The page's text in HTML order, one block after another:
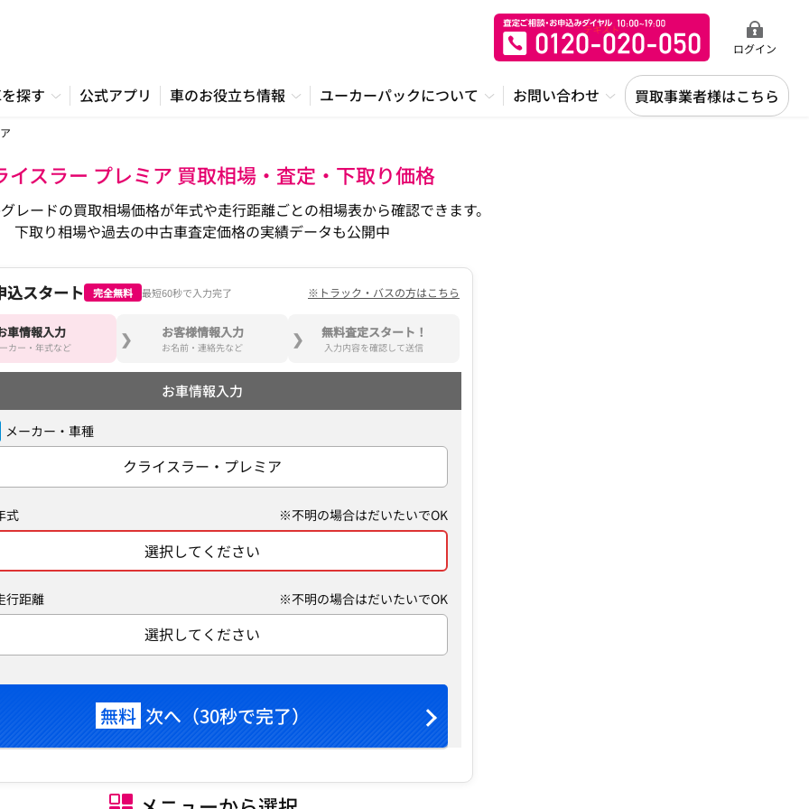
ログイン
探す 公式アプリ 車のお役立ち情報 ユーカーパックについて お問い合わせ 買取事業者様はこちら
イスラー プレミア 買取相場・査定・下取り価格
レードの買取相場価格が年式や走行距離ごとの相場表から確認できます。
下取り相場や過去の中古車査定価格の実績データも公開中
込スタート 完全無料 最短60秒で入力完了 ※トラック・バスの方はこちら
車情報入力
カー・年式など
お客様情報入力
お名前・連絡先など
無料査定スタート！
入力内容を確認して送信
お車情報入力
メーカー・車種
クライスラー・プレミア
式 ※不明の場合はだいたいでOK
選択してください
行距離 ※不明の場合はだいたいでOK
選択してください
無料 次へ（30秒で完了）